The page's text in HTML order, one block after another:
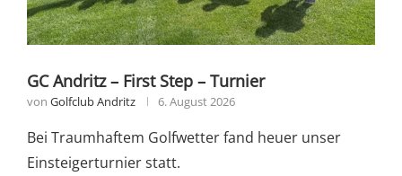
GC Andritz – First Step – Turnier
von Golfclub Andritz 6. August 2026
Bei Traumhaftem Golfwetter fand heuer unser
Einsteigerturnier statt.